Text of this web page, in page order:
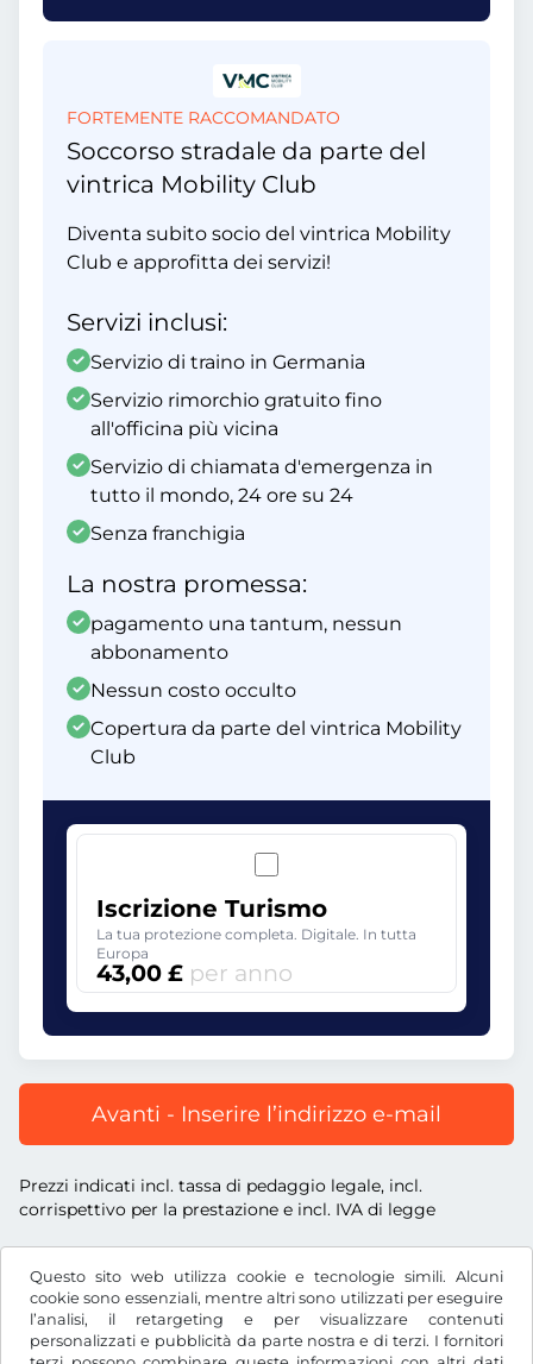
Questo sito web utilizza cookie e tecnologie simili. Alcuni
cookie sono essenziali, mentre altri sono utilizzati per eseguire
l’analisi, il retargeting e per visualizzare contenuti
personalizzati e pubblicità da parte nostra e di terzi. I fornitori
FORTEMENTE RACCOMANDATO
Soccorso stradale da parte del
vintrica Mobility Club
Diventa subito socio del vintrica Mobility
Club e approfitta dei servizi!
Servizi inclusi:
Servizio di traino in Germania
Servizio rimorchio gratuito fino
all'officina più vicina
Servizio di chiamata d'emergenza in
tutto il mondo, 24 ore su 24
Senza franchigia
La nostra promessa:
pagamento una tantum, nessun
abbonamento
Nessun costo occulto
Copertura da parte del vintrica Mobility
Club
Iscrizione Turismo
La tua protezione completa. Digitale. In tutta
Europa
43,00 £ per anno
Avanti - Inserire l’indirizzo e-mail
Prezzi indicati incl. tassa di pedaggio legale, incl.
corrispettivo per la prestazione e incl. IVA di legge
£GBP